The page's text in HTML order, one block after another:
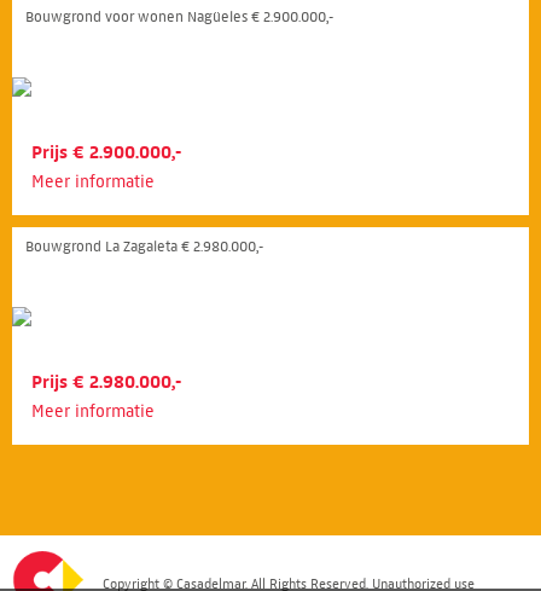
Bouwgrond voor wonen Nagüeles € 2.900.000,-
Prijs € 2.900.000,-
Meer informatie
Bouwgrond La Zagaleta € 2.980.000,-
Prijs € 2.980.000,-
Meer informatie
Copyright © Casadelmar. All Rights Reserved. Unauthorized use